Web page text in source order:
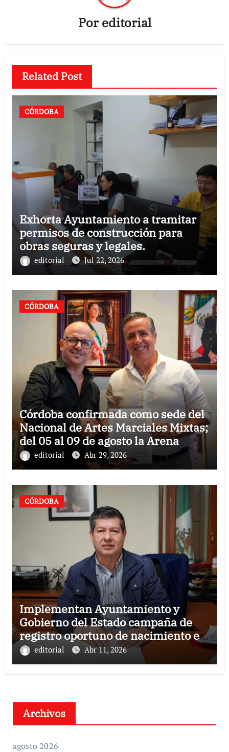
Poreditorial
Related Post
CÓRDOBA
Exhorta Ayuntamiento a tramitar
permisos de construcción para
obras seguras y legales.
editorial Jul 22, 2026
CÓRDOBA
Córdoba confirmada como sede del
Nacional de Artes Marciales Mixtas;
del 05 al 09 de agosto la Arena
Córdoba recibirá dicho campeonato
editorial Abr 29, 2026
CÓRDOBA
Implementan Ayuntamiento y
Gobierno del Estado campaña de
registro oportuno de nacimiento en
Córdoba
editorial Abr 11, 2026
Archivos
agosto 2026